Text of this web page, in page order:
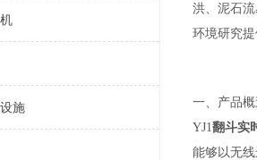
施
洪、泥石
环境研究
一、产品
YJ1翻斗实
能够以无